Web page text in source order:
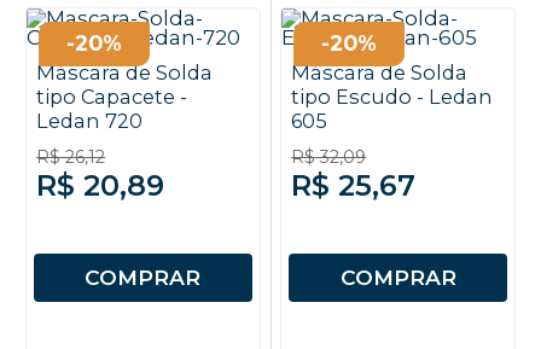
Máscara de Solda
tipo Capacete -
Ledan 720
R$ 26,12
R$ 20,89
COMPRAR
-20%
Máscara de Solda
tipo Escudo - Ledan
605
R$ 32,09
R$ 25,67
COMPRAR
-20%